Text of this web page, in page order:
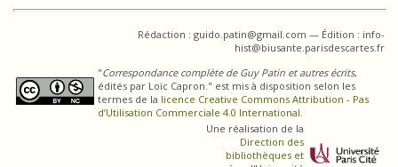
Rédaction : guido.patin@gmail.com — Édition : info-
hist@biusante.parisdescartes.fr
"Correspondance complète de Guy Patin et autres écrits,
édités par Loïc Capron." est mis à disposition selon les
termes de la licence Creative Commons Attribution - Pas
d’Utilisation Commerciale 4.0 International.
Une réalisation de la
Direction des
bibliothèques et